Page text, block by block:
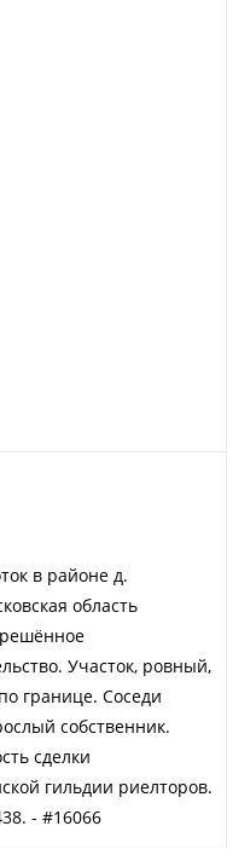
в районе д.
область
Участок, ровный,
границе. Соседи
собственник.
сделки
гильдии риелторов.
- #16066